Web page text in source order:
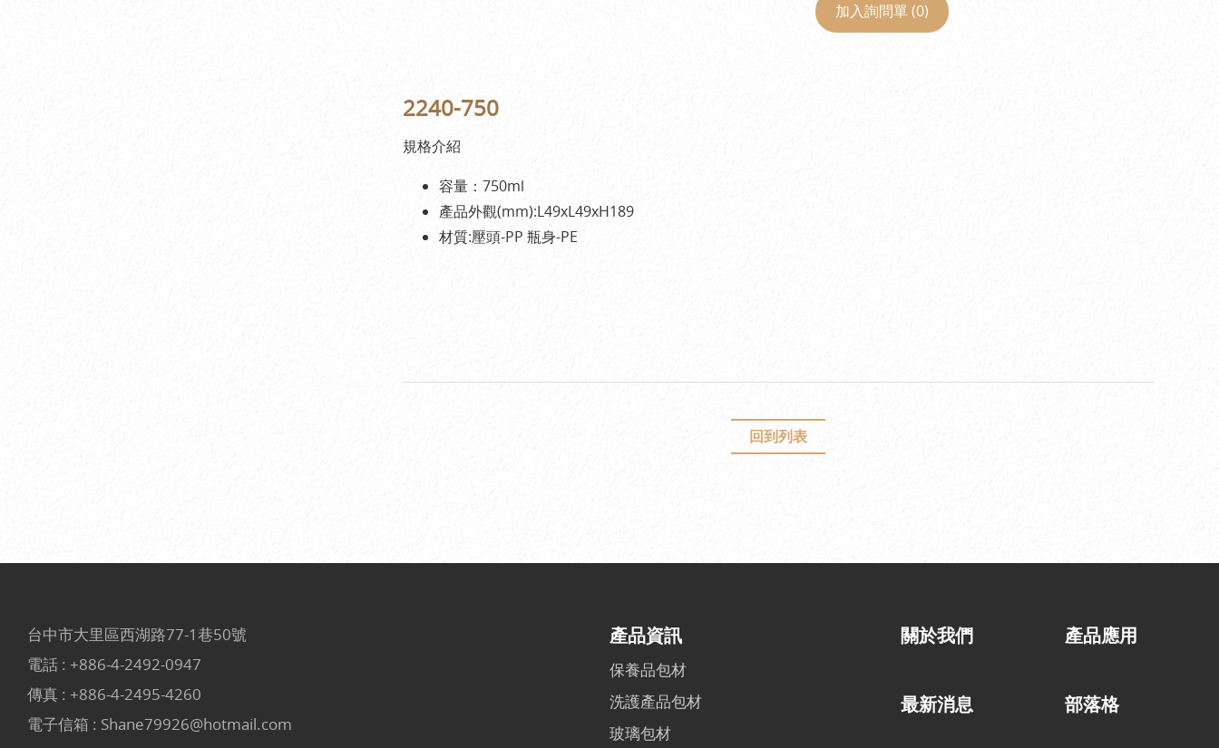
加入詢問單 (0)
2240-750
規格介紹
容量：750ml
產品外觀(mm):L49xL49xH189
材質:壓頭-PP 瓶身-PE
回到列表
產品資訊
保養品包材
洗護產品包材
玻璃包材
關於我們 產品應用
最新消息 部落格
台中市大里區西湖路77-1巷50號
電話 : +886-4-2492-0947
傳真 : +886-4-2495-4260
電子信箱 : Shane79926@hotmail.com